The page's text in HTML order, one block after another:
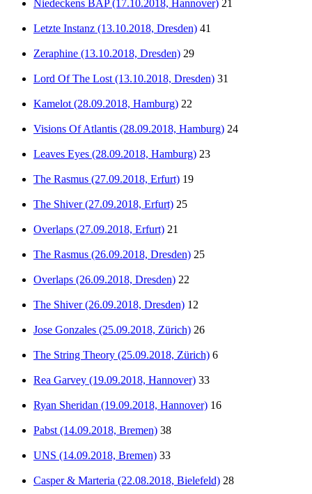
Niedeckens BAP (17.10.2018, Hannover) 21
Letzte Instanz (13.10.2018, Dresden) 41
Zeraphine (13.10.2018, Dresden) 29
Lord Of The Lost (13.10.2018, Dresden) 31
Kamelot (28.09.2018, Hamburg) 22
Visions Of Atlantis (28.09.2018, Hamburg) 24
Leaves Eyes (28.09.2018, Hamburg) 23
The Rasmus (27.09.2018, Erfurt) 19
The Shiver (27.09.2018, Erfurt) 25
Overlaps (27.09.2018, Erfurt) 21
The Rasmus (26.09.2018, Dresden) 25
Overlaps (26.09.2018, Dresden) 22
The Shiver (26.09.2018, Dresden) 12
Jose Gonzales (25.09.2018, Zürich) 26
The String Theory (25.09.2018, Zürich) 6
Rea Garvey (19.09.2018, Hannover) 33
Ryan Sheridan (19.09.2018, Hannover) 16
Pabst (14.09.2018, Bremen) 38
UNS (14.09.2018, Bremen) 33
Casper & Marteria (22.08.2018, Bielefeld) 28